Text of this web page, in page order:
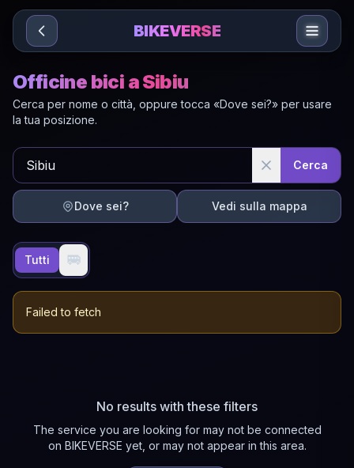
Sari la conținut
BIKEVERSE
Officine bici a Sibiu
Cerca per nome o città, oppure tocca «Dove sei?» per usare
la tua posizione.
Cerca
Dove sei? Vedi sulla mappa
Tutti 🚐
Failed to fetch
No results with these filters
The service you are looking for may not be connected
on BIKEVERSE yet, or may not appear in this area.